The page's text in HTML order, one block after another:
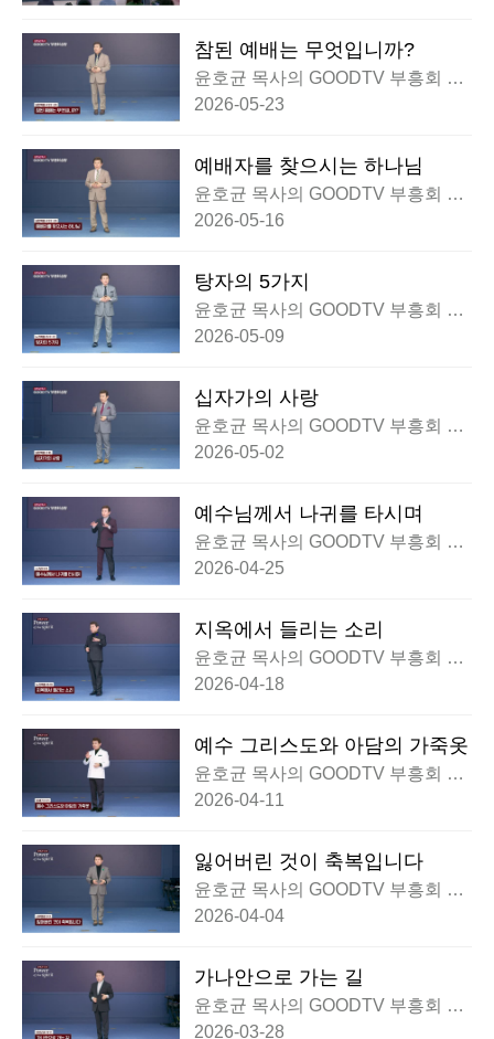
참된 예배는 무엇입니까?
윤호균 목사의 GOODTV 부흥회 실
황
2026-05-23
예배자를 찾으시는 하나님
윤호균 목사의 GOODTV 부흥회 실
황
2026-05-16
탕자의 5가지
윤호균 목사의 GOODTV 부흥회 실
황
2026-05-09
십자가의 사랑
윤호균 목사의 GOODTV 부흥회 실
황
2026-05-02
예수님께서 나귀를 타시며
윤호균 목사의 GOODTV 부흥회 실
황
2026-04-25
지옥에서 들리는 소리
윤호균 목사의 GOODTV 부흥회 실
황
2026-04-18
예수 그리스도와 아담의 가죽옷
윤호균 목사의 GOODTV 부흥회 실
황
2026-04-11
잃어버린 것이 축복입니다
윤호균 목사의 GOODTV 부흥회 실
황
2026-04-04
가나안으로 가는 길
윤호균 목사의 GOODTV 부흥회 실
황
2026-03-28